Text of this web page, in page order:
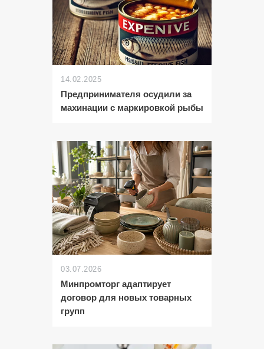
14.02.2025
Предпринимателя осудили за
махинации с маркировкой рыбы
03.07.2026
Минпромторг адаптирует
договор для новых товарных
групп